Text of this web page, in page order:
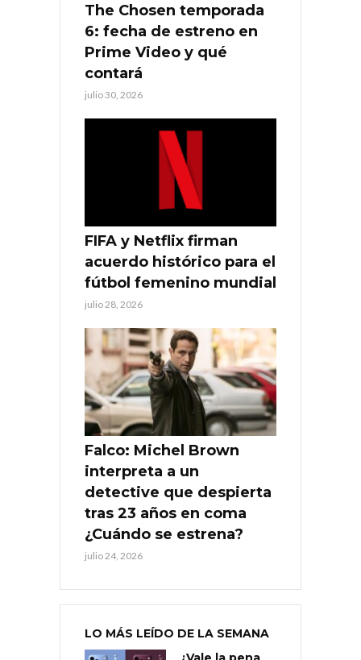
The Chosen temporada
6: fecha de estreno en
Prime Video y qué
contará
julio 30, 2026
FIFA y Netflix firman
acuerdo histórico para el
fútbol femenino mundial
julio 28, 2026
Falco: Michel Brown
interpreta a un
detective que despierta
tras 23 años en coma
¿Cuándo se estrena?
julio 24, 2026
LO MÁS LEÍDO DE LA SEMANA